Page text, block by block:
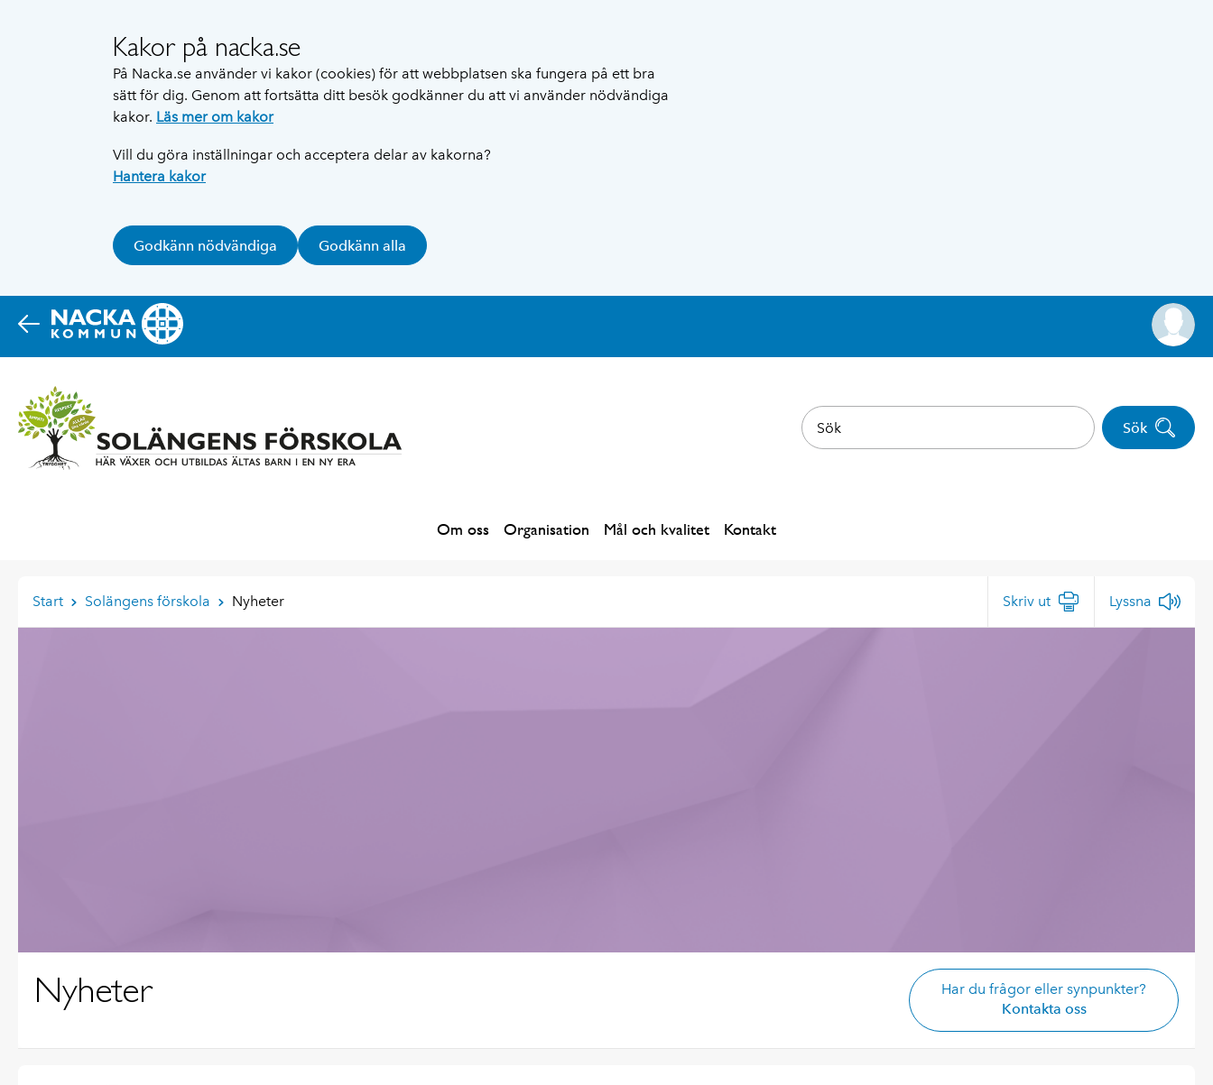
Kakor på nacka.se
På Nacka.se använder vi kakor (cookies) för att webbplatsen ska fungera på ett bra
sätt för dig. Genom att fortsätta ditt besök godkänner du att vi använder nödvändiga
kakor. Läs mer om kakor
Vill du göra inställningar och acceptera delar av kakorna?
Hantera kakor
Godkänn nödvändiga Godkänn alla
Sök
Om oss Organisation Mål och kvalitet Kontakt
Start Solängens förskola Nyheter Skriv ut Lyssna
Nyheter
Har du frågor eller synpunkter?
Kontakta oss